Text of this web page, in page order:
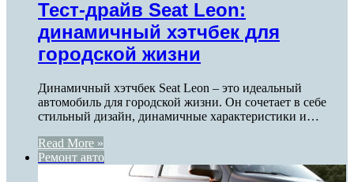
Тест-драйв Seat Leon:
динамичный хэтчбек для
городской жизни
Динамичный хэтчбек Seat Leon – это идеальный
автомобиль для городской жизни. Он сочетает в себе
стильный дизайн, динамичные характеристики и…
Read More »
Ремонт авто